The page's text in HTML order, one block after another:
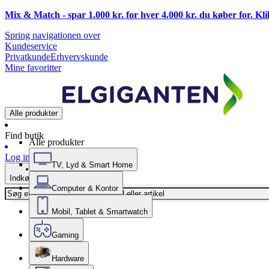
Mix & Match - spar 1.000 kr. for hver 4.000 kr. du køber for.
Spring navigationen over
Kundeservice
PrivatkundeErhvervskunde
Mine favoritter
Alle produkter
Find butik
Log ind
Indkøbskurv
Alle produkter
TV, Lyd & Smart Home
Computer & Kontor
Mobil, Tablet & Smartwatch
Gaming
Hardware